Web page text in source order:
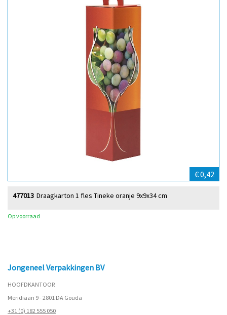
€ 0,42
Draagkarton 1 fles Tineke oranje 9x9x34 cm
477013
Op voorraad
Jongeneel Verpakkingen BV
HOOFDKANTOOR
Meridiaan 9 - 2801 DA Gouda
+31 (0) 182 555 050